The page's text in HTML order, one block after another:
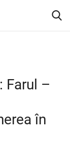
Farul –
în